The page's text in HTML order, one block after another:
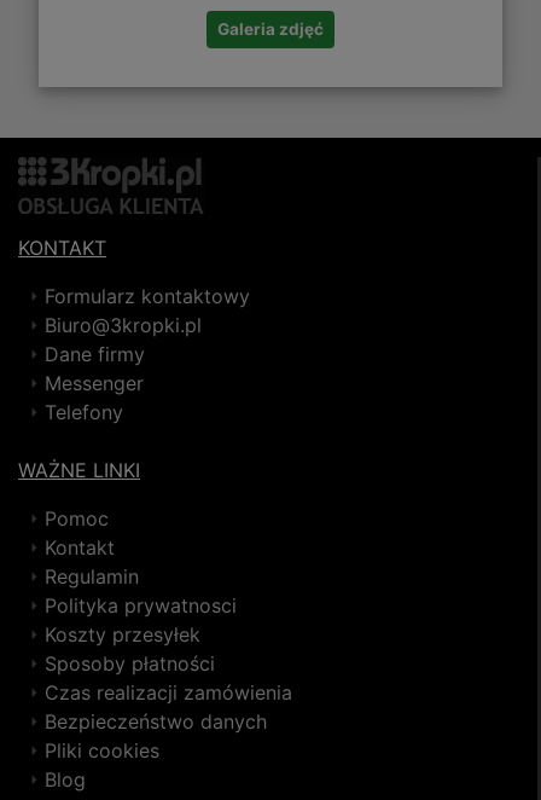
Galeria zdjęć
KONTAKT
Formularz kontaktowy
Biuro@3kropki.pl
Dane firmy
Messenger
Telefony
WAŻNE LINKI
Pomoc
Kontakt
Regulamin
Polityka prywatnosci
Koszty przesyłek
Sposoby płatności
Czas realizacji zamówienia
Bezpieczeństwo danych
Pliki cookies
Blog